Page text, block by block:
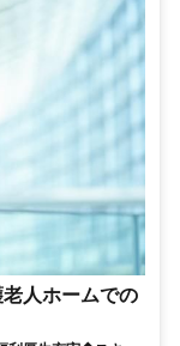
人ホームでの